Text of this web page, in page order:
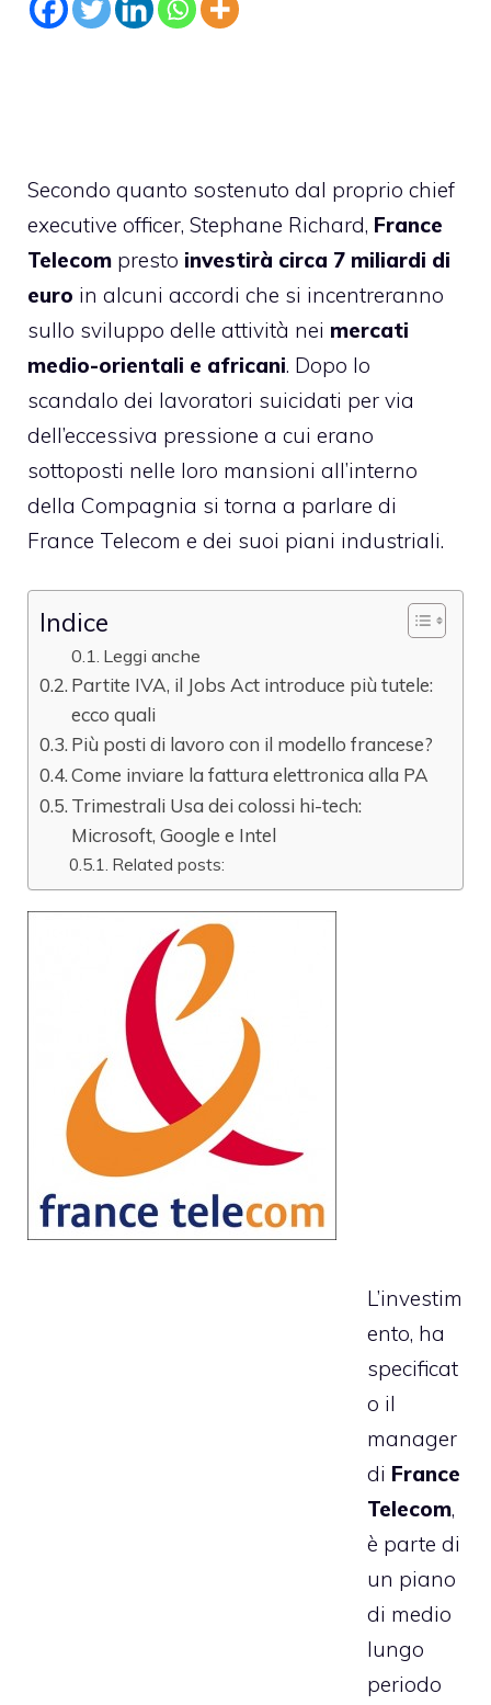
Secondo quanto sostenuto dal proprio chief
executive officer, Stephane Richard, France
Telecom presto investirà circa 7 miliardi di
euro in alcuni accordi che si incentreranno
sullo sviluppo delle attività nei mercati
medio-orientali e africani. Dopo lo
scandalo dei lavoratori suicidati per via
dell’eccessiva pressione a cui erano
sottoposti nelle loro mansioni all’interno
della Compagnia si torna a parlare di
France Telecom e dei suoi piani industriali.
Indice
Leggi anche
Partite IVA, il Jobs Act introduce più tutele:
ecco quali
Più posti di lavoro con il modello francese?
Come inviare la fattura elettronica alla PA
Trimestrali Usa dei colossi hi-tech:
Microsoft, Google e Intel
Related posts:
L’investim
ento, ha
specificat
o il
manager
di France
Telecom,
è parte di
un piano
di medio
lungo
periodo